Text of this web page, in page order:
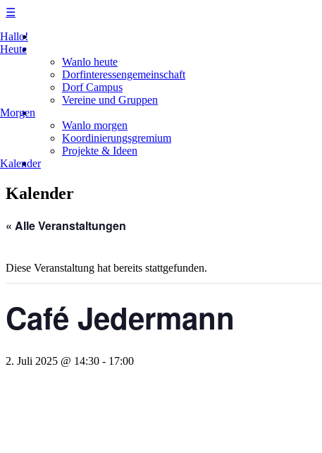
☰
Skip
to
Hallo!
Heute
Wanlo heute
Dorfinteressengemeinschaft
Dorf Campus
Vereine und Gruppen
Morgen
Wanlo morgen
Koordinierungsgremium
Projekte & Ideen
Kalender
Kalender
« Alle Veranstaltungen
Diese Veranstaltung hat bereits stattgefunden.
Café Jedermann
2. Juli 2025 @ 14:30 - 17:00